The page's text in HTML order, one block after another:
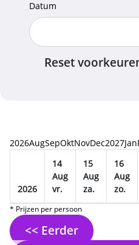
Datum
Reset
2026AugSepOktNovDec2027Jan
2026
14
Aug
vr.
15
Aug
za.
16
Aug
zo.
* Prijzen per persoon
<< Eerder